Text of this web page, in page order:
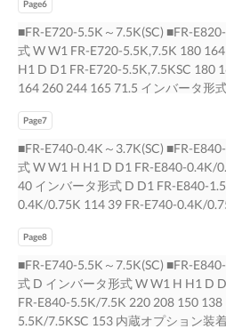
ーなどを挿入し、ガイドに沿うよう
取扱説明書接続編を必ず参照くださ
２-２１４Ａ
ーフティストップ対応品は約21.6㎜
A7NC (Eキット)（標準制御端子仕様
バーSC+FR-A7NC（セーフティスト
に 端子台が出るので、奥行き寸法
くなります。 5/29 ＢＣＮ-Ｃ２１０
Page6
■FR-E720-5.5K～7.5K(SC) ■FR-
式 W W1 FR-E720-5.5K,7.5K 180
H1 D D1 FR-E720-5.5K,7.5KSC 180
164 260 244 165 71.5 インバータ形
プション装着時は奥行き寸法が標準
15.1mm、 内蔵オプション装着時は
くなります。 セーフティストップ対
す。* * FR-A7NC (Eキット)（標準制
キット カバーSC+FR-A7NC（セーフ
2.8mm）大きくなります。 6/29 Ｂ
Page7
■FR-E740-0.4K～3.7K(SC) ■FR-
式 W W1 H H1 D D1 FR-E840-0.4K/
40 インバータ形式 D D1 FR-E840-
0.4K/0.75K 114 39 FR-E740-0.4K/
バータ形式 W W1 H H1 D D1 内蔵オ
法が標準制御端子仕様品は約
128 150 138 135 43.5 セーフティス
くなります。* * FR-A7NC (Eキット)
FR-A7NC Eキット 内 蔵オプション
Page8
■FR-E740-5.5K～7.5K(SC) ■FR-
式 D インバータ形式 W W1 H H1 D
FR-E840-5.5K/7.5K 220 208 150 138
5.5K/7.5KSC 153 内蔵オプション装